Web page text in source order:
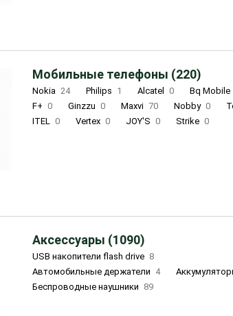
Мобильные телефоны (220)
Nokia 24 Philips 1 Alcatel 0 Bq Mobile
F+ 0 Ginzzu 0 Maxvi 70 Nobby 0
ITEL 0 Vertex 0 JOY'S 0 Strike 0
Аксессуары (1090)
USB накопители flash drive 8
Автомобильные держатели 4
Беспроводные наушники 89